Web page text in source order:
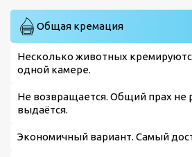
Общая кремация
Несколько животных
одной камере.
Не возвращается. Общий прах не
выдаётся.
Экономичный вариант. Самый